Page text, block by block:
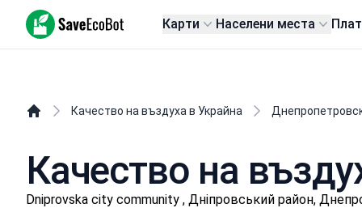
SaveEcoBot Карти Населени места
Качество на въздуха в Украйна
Качество на
Dniprovska city community , Дніпровський район,